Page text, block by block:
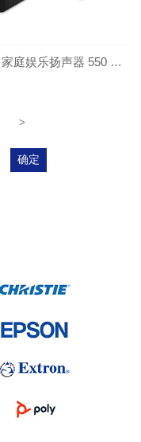
Bose 家庭娱乐扬声器 550 回音壁（新品）
>
确定